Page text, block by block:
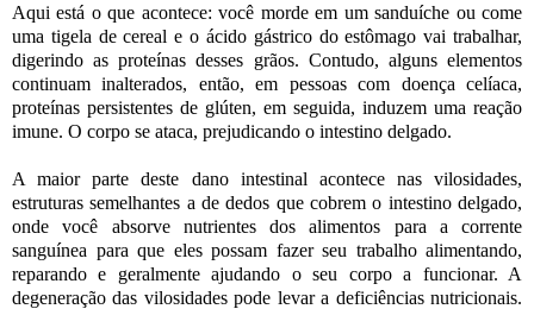
Aqui está o que acontece: você morde em um sanduíche ou come
uma tigela de cereal e o ácido gástrico do estômago vai trabalhar,
digerindo as proteínas desses grãos. Contudo, alguns elementos
continuam inalterados, então, em pessoas com doença celíaca,
proteínas persistentes de glúten, em seguida, induzem uma reação
imune. O corpo se ataca, prejudicando o intestino delgado.
A maior parte deste dano intestinal acontece nas vilosidades,
estruturas semelhantes a de dedos que cobrem o intestino delgado,
onde você absorve nutrientes dos alimentos para a corrente
sanguínea para que eles possam fazer seu trabalho alimentando,
reparando e geralmente ajudando o seu corpo a funcionar. A
degeneração das vilosidades pode levar a deficiências nutricionais.